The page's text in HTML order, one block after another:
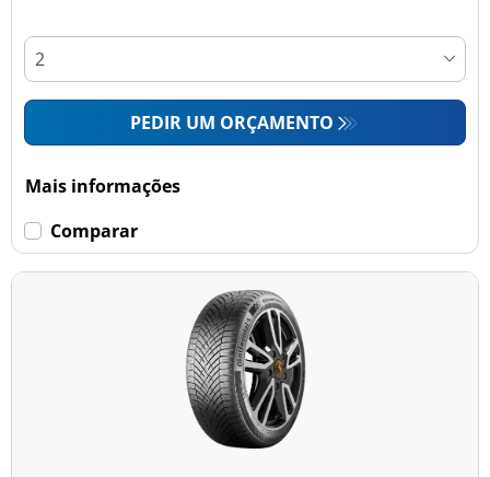
PEDIR UM ORÇAMENTO
Mais informações
Comparar